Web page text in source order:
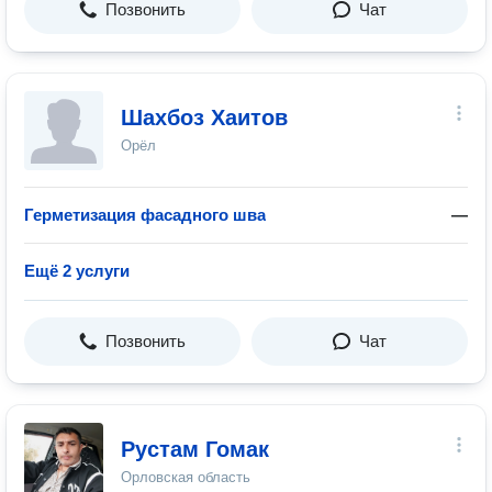
Позвонить Чат
Шахбоз Хаитов
Орёл
Герметизация фасадного шва —
Ещё 2 услуги
Позвонить Чат
Рустам Гомак
Орловская область